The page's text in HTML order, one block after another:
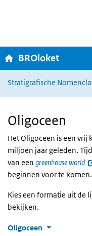
Overslaan en naar de
Home
BROloket
Stratigrafische
Oligoceen
Het Oligoceen is een
miljoen jaar geleden.
van een greenhouse world
beginnen voor te komen.
Kies een formatie uit de
bekijken.
Oligoceen